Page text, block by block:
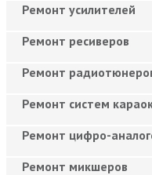
Ремонт усилителей
Ремонт ресиверов
Ремонт
Ремонт систем
Ремонт цифро-
Ремонт микшеров